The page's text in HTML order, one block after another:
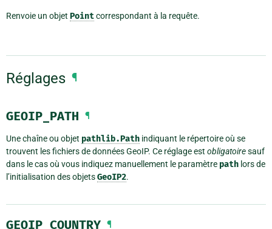
Renvoie un objet Pointcorrespondant à la requête.
Réglages ¶
GEOIP_PATH ¶
Une chaîne ou objet pathlib.Path indiquant le répertoire où se
trouvent les fichiers de données GeoIP. Ce réglage est obligatoiresauf
dans le cas où vous indiquez manuellement le paramètre path lors de
l’initialisation des objetsGeoIP2.
GEOIP_COUNTRY ¶